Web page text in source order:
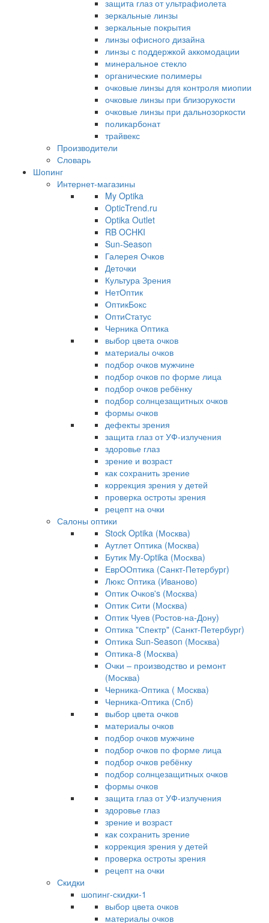
защита глаз от ультрафиолета
зеркальные линзы
зеркальные покрытия
линзы офисного дизайна
линзы с поддержкой аккомодации
минеральное стекло
органические полимеры
очковые линзы для контроля миопии
очковые линзы при близорукости
очковые линзы при дальнозоркости
поликарбонат
трайвекс
Производители
Словарь
Шопинг
Интернет-магазины
My Optika
OpticTrend.ru
Optika Outlet
RB OCHKI
Sun-Season
Галерея Очков
Деточки
Культура Зрения
НетОптик
ОптикБокс
ОптиСтатус
Черника Оптика
выбор цвета очков
материалы очков
подбор очков мужчине
подбор очков по форме лица
подбор очков ребёнку
подбор солнцезащитных очков
формы очков
дефекты зрения
защита глаз от УФ-излучения
здоровье глаз
зрение и возраст
как сохранить зрение
коррекция зрения у детей
проверка остроты зрения
рецепт на очки
Салоны оптики
Stock Optika (Москва)
Аутлет Оптика (Москва)
Бутик My-Optika (Москва)
ЕврООптика (Санкт-Петербург)
Люкс Оптика (Иваново)
Оптик Очков's (Москва)
Оптик Сити (Москва)
Оптик Чуев (Ростов-на-Дону)
Оптика "Спектр" (Санкт-Петербург)
Оптика Sun-Season (Москва)
Оптика-8 (Москва)
Очки – производство и ремонт
(Москва)
Черника-Оптика ( Москва)
Черника-Оптика (Спб)
выбор цвета очков
материалы очков
подбор очков мужчине
подбор очков по форме лица
подбор очков ребёнку
подбор солнцезащитных очков
формы очков
защита глаз от УФ-излучения
здоровье глаз
зрение и возраст
как сохранить зрение
коррекция зрения у детей
проверка остроты зрения
рецепт на очки
Скидки
шопинг-скидки-1
выбор цвета очков
материалы очков